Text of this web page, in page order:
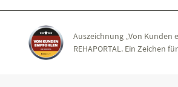
Auszeichnung „Von Kunden
REHAPORTAL. Ein Zeichen